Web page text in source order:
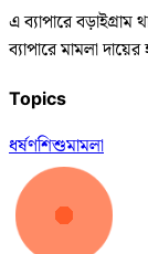
এ ব্যাপারে বড়াইগ্রাম
ব্যাপারে মামলা
Topics
ধর্ষণশিশুমামলা